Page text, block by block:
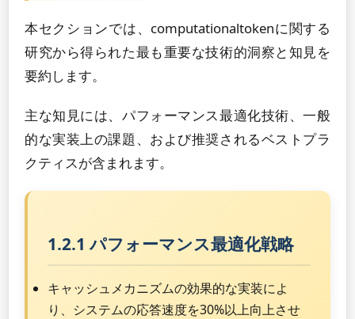
本セクションでは、computationaltokenに関する
研究から得られた最も重要な技術的洞察と知見を
要約します。
主な知見には、パフォーマンス最適化技術、一般
的な実装上の課題、および推奨されるベストプラ
クティスが含まれます。
1.2.1 パフォーマンス最適化戦略
キャッシュメカニズムの効果的な実装によ
り、システムの応答速度を30%以上向上させ